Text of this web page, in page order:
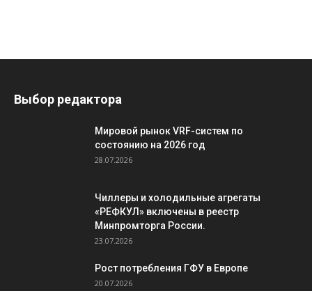
Выбор редактора
Мировой рынок VRF-систем по
состоянию на 2026 год
28.07.2026
Чиллеры и холодильные агрегаты
«РЕФКУЛ» включены в реестр
Минпромторга России.
23.07.2026
Рост потребления ГФУ в Европе
20.07.2026